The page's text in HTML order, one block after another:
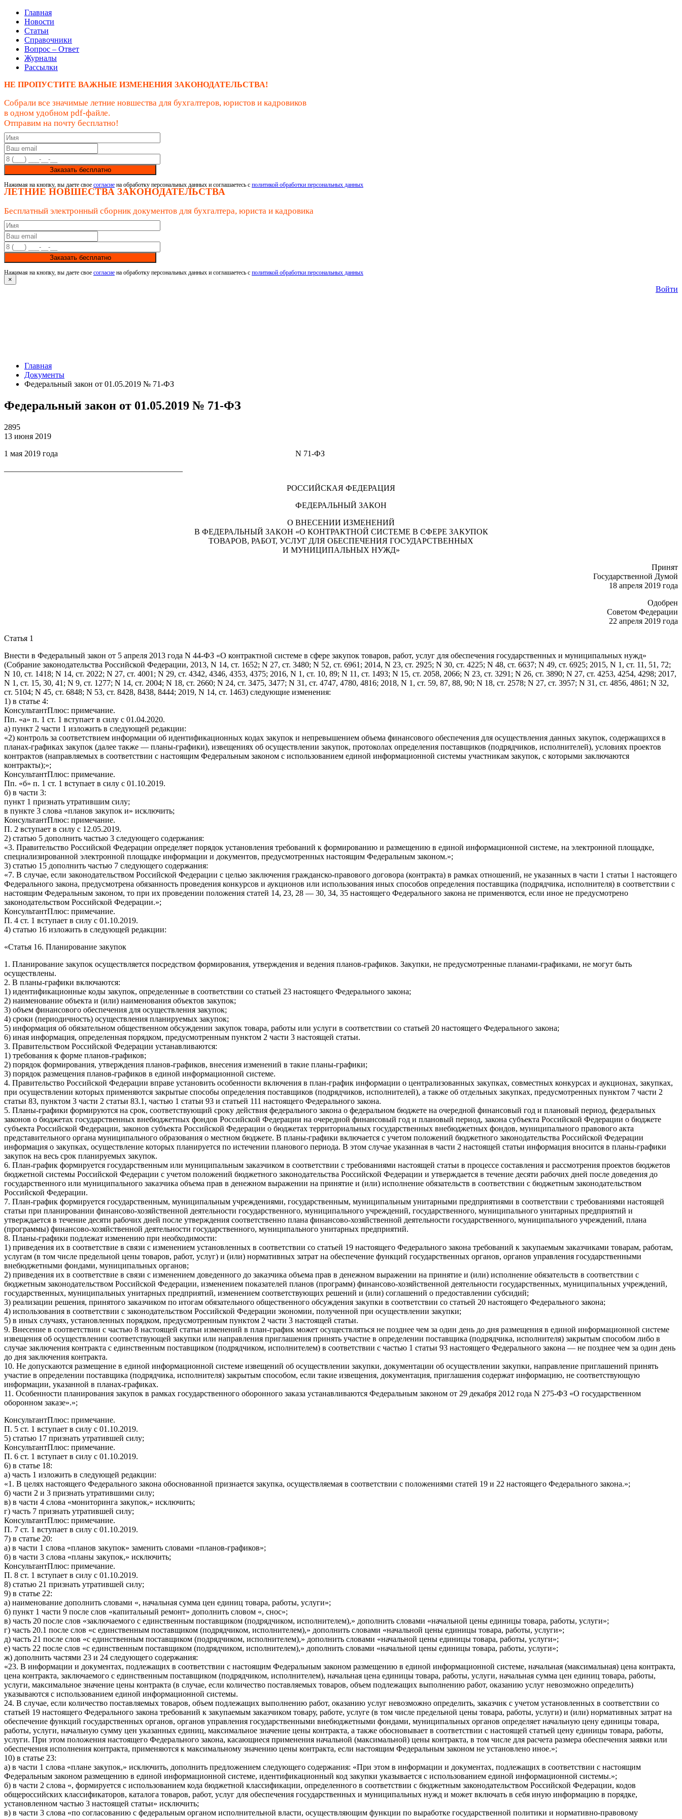
Главная
Новости
Статьи
Справочники
Вопрос – Ответ
Журналы
Рассылки
НЕ ПРОПУСТИТЕ ВАЖНЫЕ ИЗМЕНЕНИЯ ЗАКОНОДАТЕЛЬСТВА!
Собрали все значимые летние новшества для бухгалтеров, юристов и кадровиков
в одном удобном pdf-файле.
Отправим на почту бесплатно!
Заказать бесплатно
Нажимая на кнопку, вы даете свое согласие на обработку персональных данных и соглашаетесь с политикой обработки персональных данных
ЛЕТНИЕ НОВШЕСТВА ЗАКОНОДАТЕЛЬСТВА
Бесплатный электронный сборник документов для бухгалтера, юриста и кадровика
Заказать бесплатно
Нажимая на кнопку, вы даете свое согласие на обработку персональных данных и соглашаетесь с политикой обработки персональных данных
×
Войти
Главная
Документы
Федеральный закон от 01.05.2019 № 71-ФЗ
Федеральный закон от 01.05.2019 № 71-ФЗ
2895
13 июня 2019
1 мая 2019 года N 71-ФЗ
——————————————————————
РОССИЙСКАЯ ФЕДЕРАЦИЯ
ФЕДЕРАЛЬНЫЙ ЗАКОН
О ВНЕСЕНИИ ИЗМЕНЕНИЙ
В ФЕДЕРАЛЬНЫЙ ЗАКОН «О КОНТРАКТНОЙ СИСТЕМЕ В СФЕРЕ ЗАКУПОК
ТОВАРОВ, РАБОТ, УСЛУГ ДЛЯ ОБЕСПЕЧЕНИЯ ГОСУДАРСТВЕННЫХ
И МУНИЦИПАЛЬНЫХ НУЖД»
Принят
Государственной Думой
18 апреля 2019 года
Одобрен
Советом Федерации
22 апреля 2019 года
Статья 1
Внести в Федеральный закон от 5 апреля 2013 года N 44-ФЗ «О контрактной системе в сфере закупок товаров, работ, услуг для обеспечения государственных и муниципальных нужд»
(Собрание законодательства Российской Федерации, 2013, N 14, ст. 1652; N 27, ст. 3480; N 52, ст. 6961; 2014, N 23, ст. 2925; N 30, ст. 4225; N 48, ст. 6637; N 49, ст. 6925; 2015, N 1, ст. 11, 51, 72;
N 10, ст. 1418; N 14, ст. 2022; N 27, ст. 4001; N 29, ст. 4342, 4346, 4353, 4375; 2016, N 1, ст. 10, 89; N 11, ст. 1493; N 15, ст. 2058, 2066; N 23, ст. 3291; N 26, ст. 3890; N 27, ст. 4253, 4254, 4298; 2017,
N 1, ст. 15, 30, 41; N 9, ст. 1277; N 14, ст. 2004; N 18, ст. 2660; N 24, ст. 3475, 3477; N 31, ст. 4747, 4780, 4816; 2018, N 1, ст. 59, 87, 88, 90; N 18, ст. 2578; N 27, ст. 3957; N 31, ст. 4856, 4861; N 32,
ст. 5104; N 45, ст. 6848; N 53, ст. 8428, 8438, 8444; 2019, N 14, ст. 1463) следующие изменения:
1) в статье 4:
КонсультантПлюс: примечание.
Пп. «а» п. 1 ст. 1 вступает в силу с 01.04.2020.
а) пункт 2 части 1 изложить в следующей редакции:
«2) контроль за соответствием информации об идентификационных кодах закупок и непревышением объема финансового обеспечения для осуществления данных закупок, содержащихся в
планах-графиках закупок (далее также — планы-графики), извещениях об осуществлении закупок, протоколах определения поставщиков (подрядчиков, исполнителей), условиях проектов
контрактов (направляемых в соответствии с настоящим Федеральным законом с использованием единой информационной системы участникам закупок, с которыми заключаются
контракты);»;
КонсультантПлюс: примечание.
Пп. «б» п. 1 ст. 1 вступает в силу с 01.10.2019.
б) в части 3:
пункт 1 признать утратившим силу;
в пункте 3 слова «планов закупок и» исключить;
КонсультантПлюс: примечание.
П. 2 вступает в силу с 12.05.2019.
2) статью 5 дополнить частью 3 следующего содержания:
«3. Правительство Российской Федерации определяет порядок установления требований к формированию и размещению в единой информационной системе, на электронной площадке,
специализированной электронной площадке информации и документов, предусмотренных настоящим Федеральным законом.»;
3) статью 15 дополнить частью 7 следующего содержания:
«7. В случае, если законодательством Российской Федерации с целью заключения гражданско-правового договора (контракта) в рамках отношений, не указанных в части 1 статьи 1 настоящего
Федерального закона, предусмотрена обязанность проведения конкурсов и аукционов или использования иных способов определения поставщика (подрядчика, исполнителя) в соответствии с
настоящим Федеральным законом, то при их проведении положения статей 14, 23, 28 — 30, 34, 35 настоящего Федерального закона не применяются, если иное не предусмотрено
законодательством Российской Федерации.»;
КонсультантПлюс: примечание.
П. 4 ст. 1 вступает в силу с 01.10.2019.
4) статью 16 изложить в следующей редакции:
«Статья 16. Планирование закупок
1. Планирование закупок осуществляется посредством формирования, утверждения и ведения планов-графиков. Закупки, не предусмотренные планами-графиками, не могут быть
осуществлены.
2. В планы-графики включаются:
1) идентификационные коды закупок, определенные в соответствии со статьей 23 настоящего Федерального закона;
2) наименование объекта и (или) наименования объектов закупок;
3) объем финансового обеспечения для осуществления закупок;
4) сроки (периодичность) осуществления планируемых закупок;
5) информация об обязательном общественном обсуждении закупок товара, работы или услуги в соответствии со статьей 20 настоящего Федерального закона;
6) иная информация, определенная порядком, предусмотренным пунктом 2 части 3 настоящей статьи.
3. Правительством Российской Федерации устанавливаются:
1) требования к форме планов-графиков;
2) порядок формирования, утверждения планов-графиков, внесения изменений в такие планы-графики;
3) порядок размещения планов-графиков в единой информационной системе.
4. Правительство Российской Федерации вправе установить особенности включения в план-график информации о централизованных закупках, совместных конкурсах и аукционах, закупках,
при осуществлении которых применяются закрытые способы определения поставщиков (подрядчиков, исполнителей), а также об отдельных закупках, предусмотренных пунктом 7 части 2
статьи 83, пунктом 3 части 2 статьи 83.1, частью 1 статьи 93 и статьей 111 настоящего Федерального закона.
5. Планы-графики формируются на срок, соответствующий сроку действия федерального закона о федеральном бюджете на очередной финансовый год и плановый период, федеральных
законов о бюджетах государственных внебюджетных фондов Российской Федерации на очередной финансовый год и плановый период, закона субъекта Российской Федерации о бюджете
субъекта Российской Федерации, законов субъекта Российской Федерации о бюджетах территориальных государственных внебюджетных фондов, муниципального правового акта
представительного органа муниципального образования о местном бюджете. В планы-графики включается с учетом положений бюджетного законодательства Российской Федерации
информация о закупках, осуществление которых планируется по истечении планового периода. В этом случае указанная в части 2 настоящей статьи информация вносится в планы-графики
закупок на весь срок планируемых закупок.
6. План-график формируется государственным или муниципальным заказчиком в соответствии с требованиями настоящей статьи в процессе составления и рассмотрения проектов бюджетов
бюджетной системы Российской Федерации с учетом положений бюджетного законодательства Российской Федерации и утверждается в течение десяти рабочих дней после доведения до
государственного или муниципального заказчика объема прав в денежном выражении на принятие и (или) исполнение обязательств в соответствии с бюджетным законодательством
Российской Федерации.
7. План-график формируется государственным, муниципальным учреждениями, государственным, муниципальным унитарными предприятиями в соответствии с требованиями настоящей
статьи при планировании финансово-хозяйственной деятельности государственного, муниципального учреждений, государственного, муниципального унитарных предприятий и
утверждается в течение десяти рабочих дней после утверждения соответственно плана финансово-хозяйственной деятельности государственного, муниципального учреждений, плана
(программы) финансово-хозяйственной деятельности государственного, муниципального унитарных предприятий.
8. Планы-графики подлежат изменению при необходимости:
1) приведения их в соответствие в связи с изменением установленных в соответствии со статьей 19 настоящего Федерального закона требований к закупаемым заказчиками товарам, работам,
услугам (в том числе предельной цены товаров, работ, услуг) и (или) нормативных затрат на обеспечение функций государственных органов, органов управления государственными
внебюджетными фондами, муниципальных органов;
2) приведения их в соответствие в связи с изменением доведенного до заказчика объема прав в денежном выражении на принятие и (или) исполнение обязательств в соответствии с
бюджетным законодательством Российской Федерации, изменением показателей планов (программ) финансово-хозяйственной деятельности государственных, муниципальных учреждений,
государственных, муниципальных унитарных предприятий, изменением соответствующих решений и (или) соглашений о предоставлении субсидий;
3) реализации решения, принятого заказчиком по итогам обязательного общественного обсуждения закупки в соответствии со статьей 20 настоящего Федерального закона;
4) использования в соответствии с законодательством Российской Федерации экономии, полученной при осуществлении закупки;
5) в иных случаях, установленных порядком, предусмотренным пунктом 2 части 3 настоящей статьи.
9. Внесение в соответствии с частью 8 настоящей статьи изменений в план-график может осуществляться не позднее чем за один день до дня размещения в единой информационной системе
извещения об осуществлении соответствующей закупки или направления приглашения принять участие в определении поставщика (подрядчика, исполнителя) закрытым способом либо в
случае заключения контракта с единственным поставщиком (подрядчиком, исполнителем) в соответствии с частью 1 статьи 93 настоящего Федерального закона — не позднее чем за один день
до дня заключения контракта.
10. Не допускаются размещение в единой информационной системе извещений об осуществлении закупки, документации об осуществлении закупки, направление приглашений принять
участие в определении поставщика (подрядчика, исполнителя) закрытым способом, если такие извещения, документация, приглашения содержат информацию, не соответствующую
информации, указанной в планах-графиках.
11. Особенности планирования закупок в рамках государственного оборонного заказа устанавливаются Федеральным законом от 29 декабря 2012 года N 275-ФЗ «О государственном
оборонном заказе».»;
КонсультантПлюс: примечание.
П. 5 ст. 1 вступает в силу с 01.10.2019.
5) статью 17 признать утратившей силу;
КонсультантПлюс: примечание.
П. 6 ст. 1 вступает в силу с 01.10.2019.
6) в статье 18:
а) часть 1 изложить в следующей редакции:
«1. В целях настоящего Федерального закона обоснованной признается закупка, осуществляемая в соответствии с положениями статей 19 и 22 настоящего Федерального закона.»;
б) части 2 и 3 признать утратившими силу;
в) в части 4 слова «мониторинга закупок,» исключить;
г) часть 7 признать утратившей силу;
КонсультантПлюс: примечание.
П. 7 ст. 1 вступает в силу с 01.10.2019.
7) в статье 20:
а) в части 1 слова «планов закупок» заменить словами «планов-графиков»;
б) в части 3 слова «планы закупок,» исключить;
КонсультантПлюс: примечание.
П. 8 ст. 1 вступает в силу с 01.10.2019.
8) статью 21 признать утратившей силу;
9) в статье 22:
а) наименование дополнить словами «, начальная сумма цен единиц товара, работы, услуги»;
б) пункт 1 части 9 после слов «капитальный ремонт» дополнить словом «, снос»;
в) часть 20 после слов «заключаемого с единственным поставщиком (подрядчиком, исполнителем),» дополнить словами «начальной цены единицы товара, работы, услуги»;
г) часть 20.1 после слов «с единственным поставщиком (подрядчиком, исполнителем),» дополнить словами «начальной цены единицы товара, работы, услуги»;
д) часть 21 после слов «с единственным поставщиком (подрядчиком, исполнителем),» дополнить словами «начальной цены единицы товара, работы, услуги»;
е) часть 22 после слов «с единственным поставщиком (подрядчиком, исполнителем),» дополнить словами «начальной цены единицы товара, работы, услуги»;
ж) дополнить частями 23 и 24 следующего содержания:
«23. В информации и документах, подлежащих в соответствии с настоящим Федеральным законом размещению в единой информационной системе, начальная (максимальная) цена контракта,
цена контракта, заключаемого с единственным поставщиком (подрядчиком, исполнителем), начальная цена единицы товара, работы, услуги, начальная сумма цен единиц товара, работы,
услуги, максимальное значение цены контракта (в случае, если количество поставляемых товаров, объем подлежащих выполнению работ, оказанию услуг невозможно определить)
указываются с использованием единой информационной системы.
24. В случае, если количество поставляемых товаров, объем подлежащих выполнению работ, оказанию услуг невозможно определить, заказчик с учетом установленных в соответствии со
статьей 19 настоящего Федерального закона требований к закупаемым заказчиком товару, работе, услуге (в том числе предельной цены товара, работы, услуги) и (или) нормативных затрат на
обеспечение функций государственных органов, органов управления государственными внебюджетными фондами, муниципальных органов определяет начальную цену единицы товара,
работы, услуги, начальную сумму цен указанных единиц, максимальное значение цены контракта, а также обосновывает в соответствии с настоящей статьей цену единицы товара, работы,
услуги. При этом положения настоящего Федерального закона, касающиеся применения начальной (максимальной) цены контракта, в том числе для расчета размера обеспечения заявки или
обеспечения исполнения контракта, применяются к максимальному значению цены контракта, если настоящим Федеральным законом не установлено иное.»;
10) в статье 23:
а) в части 1 слова «плане закупок,» исключить, дополнить предложением следующего содержания: «При этом в информации и документах, подлежащих в соответствии с настоящим
Федеральным законом размещению в единой информационной системе, идентификационный код закупки указывается с использованием единой информационной системы.»;
б) в части 2 слова «, формируется с использованием кода бюджетной классификации, определенного в соответствии с бюджетным законодательством Российской Федерации, кодов
общероссийских классификаторов, каталога товаров, работ, услуг для обеспечения государственных и муниципальных нужд и может включать в себя иную информацию в порядке,
установленном частью 3 настоящей статьи» исключить;
в) в части 3 слова «по согласованию с федеральным органом исполнительной власти, осуществляющим функции по выработке государственной политики и нормативно-правовому